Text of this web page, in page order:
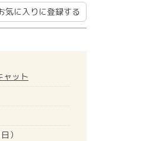
気に入りに登録する
ャット
）